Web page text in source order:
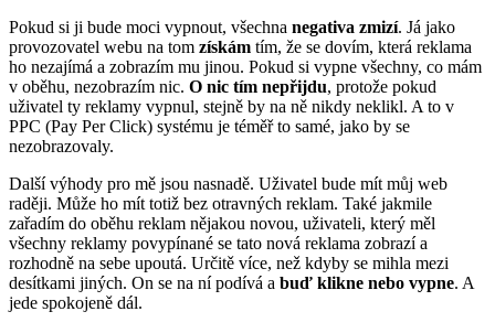
Pokud si ji bude moci vypnout, všechna negativa zmizí. Já jako
provozovatel webu na tom získám tím, že se dovím, která reklama
ho nezajímá a zobrazím mu jinou. Pokud si vypne všechny, co mám
v oběhu, nezobrazím nic. O nic tím nepřijdu, protože pokud
uživatel ty reklamy vypnul, stejně by na ně nikdy neklikl. A to v
PPC (Pay Per Click) systému je téměř to samé, jako by se
nezobrazovaly.
Další výhody pro mě jsou nasnadě. Uživatel bude mít můj web
raději. Může ho mít totiž bez otravných reklam. Také jakmile
zařadím do oběhu reklam nějakou novou, uživateli, který měl
všechny reklamy povypínané se tato nová reklama zobrazí a
rozhodně na sebe upoutá. Určitě více, než kdyby se mihla mezi
desítkami jiných. On se na ní podívá a buď klikne nebo vypne. A
jede spokojeně dál.